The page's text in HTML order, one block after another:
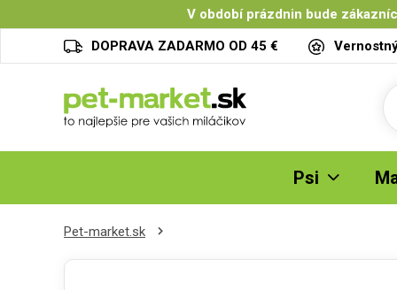
V období prázdnin bude
DOPRAVA ZADARMO OD 45 €
Psi
Pet-market.sk